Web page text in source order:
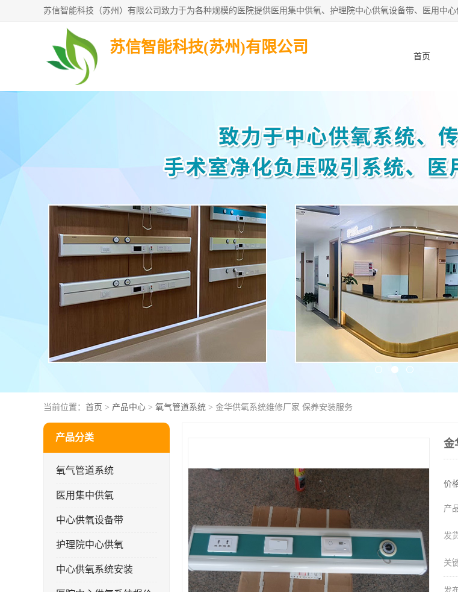
苏信智能科技(苏州)有限公司
首页
当前位置： 首页 > 产品中心 > 氧气管道系统 > 金华供氧系统维修厂家 保养安装服务
产品分类
氧气管道系统
医用集中供氧
中心供氧设备带
护理院中心供氧
中心供氧系统安装
金
价
产
发
关